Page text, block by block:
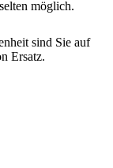
möglich.
sind Sie auf
Ersatz.